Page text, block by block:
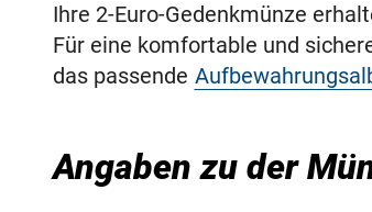
Ihre 2-Euro-Gedenkmünze
Für eine komfortable und
das passende
Angaben zu der